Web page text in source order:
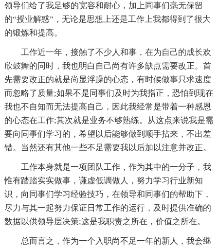
领导们给了我足够的宽容和耐心，加上同事们毫无保留
的“授业解惑”，无论是思想上还是工作上我都得到了很大
的锻炼和提高。
工作近一年，接触了不少人和事，在为自己的成长欢
欣鼓舞的同时，我也明白自己尚有许多缺点需要改正。首
先需要改正的就是尚显浮躁的心态，有时候做事只求速度
而忽略了质量;如果不是同事们及时为我指正，恐怕到现在
我也不自知而无法提高自己，因此我经常是带着一种感恩
的心态在工作;其次就是业务不够熟练。从这点来说我是需
要向同事们学习的，希望以后能够做到顺手拈来，不出差
错。当然还有其他一些不足需要我以后加以注意并改正。
工作本身就是一项团队工作，作为其中的一分子，我
惟有踏踏实实做事，谦虚低调做人，努力学习行业新知
识，向同事们学习经验技巧，在领导和同事们的帮助下，
尽力与其一起努力保证日常工作的运行，及时提供准确的
数据以供领导层决策;这是我职责之所在，价值之所在。
总而言之，作为一个入职尚不足一年的新人，我会继